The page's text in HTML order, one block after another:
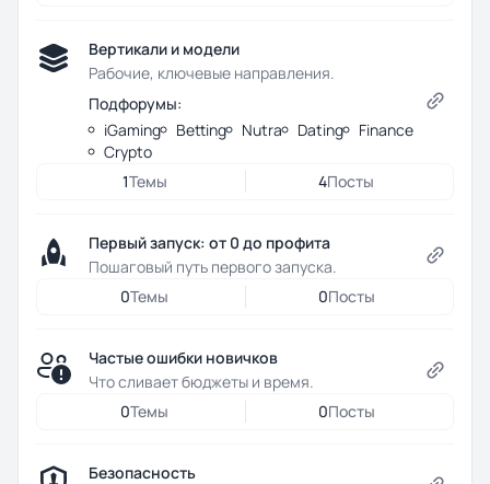
Вертикали и модели
Рабочие, ключевые направления.
Подфорумы:
iGaming
Betting Nutra Dating
Finance
Crypto
1Темы 4Посты
Первый запуск: от 0 до профита
Пошаговый путь первого запуска.
0Темы 0Посты
Частые ошибки новичков
Что сливает бюджеты и время.
0Темы 0Посты
Безопасность